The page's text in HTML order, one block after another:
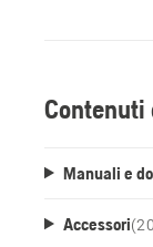
Contenuti
Manuali e
Accessori(